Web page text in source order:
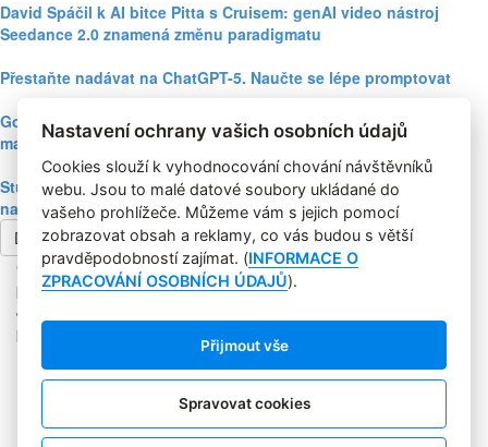
David Spáčil k AI bitce Pitta s Cruisem: genAI video nástroj
Seedance 2.0 znamená změnu paradigmatu
Přestaňte nadávat na ChatGPT-5. Naučte se lépe promptovat
Google Nano Banana nabízí dosud největší potenciál pro
marketing mezi genAI modely pro tvorbu obrázků
Studie: Využívání generativní AI mezi spotřebiteli při online
nakupování prudce roste
Další článek
Copyright © 2004-2020 Focus Agency, s.r.o. Plné znění licenčních
podmínek. ISSN 1803-957X
Jakékoliv publikování, přebírání nebo šíření obsahu je bez
písemného souhlasu Focus Agency, s.r.o. zakázáno.
RSS 1
Štítky
Zpracování osobních údajů
Kontakt
Nastavení ochrany vašich osobních údajů
Cookies slouží k vyhodnocování chování návštěvníků
webu. Jsou to malé datové soubory ukládané do
vašeho prohlížeče. Můžeme vám s jejich pomocí
zobrazovat obsah a reklamy, co vás budou s větší
pravděpodobností zajímat. (INFORMACE O
ZPRACOVÁNÍ OSOBNÍCH ÚDAJŮ).
Přijmout vše
Spravovat cookies